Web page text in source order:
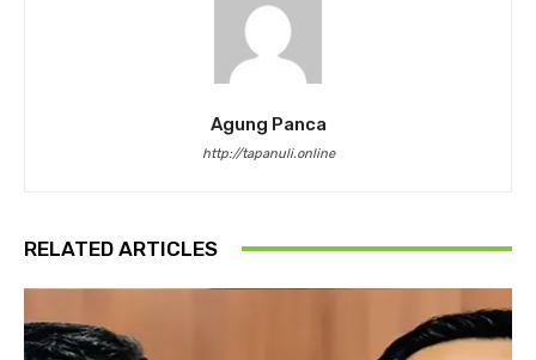
Agung Panca
http://tapanuli.online
RELATED ARTICLES